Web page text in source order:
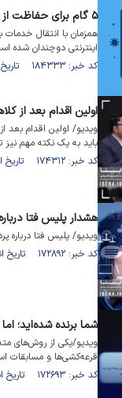
۵ گام برای حفاظت از حساب‌های بانکی
همزمان با انتقال خدمات
اینترنتی دوچندان شده
کد خبر: ۱۸۴۳۳۳ تاریخ انتشار : ۱۴۰۵/۰۴/۲۲
اولین اقدام بعد از
باید به یک نکته مهم
کد خبر: ۱۷۴۳۱۲ تاریخ انتشار : ۱۴۰۴/۰۲/۲۷
هشدار پلیس فتا
ویدیو/ پلیس فتا درباره
کد خبر: ۱۷۲۸۹۲ تاریخ انتشار : ۱۴۰۴/۰۱/۱۰
شما برنده شده‌اید؛ اما
ویدیو/یکی از روش‌های
قرعه‌کشی‌ها و مسابقات
کد خبر: ۱۷۲۶۹۳ تاریخ انتشار : ۱۴۰۴/۰۱/۱۰